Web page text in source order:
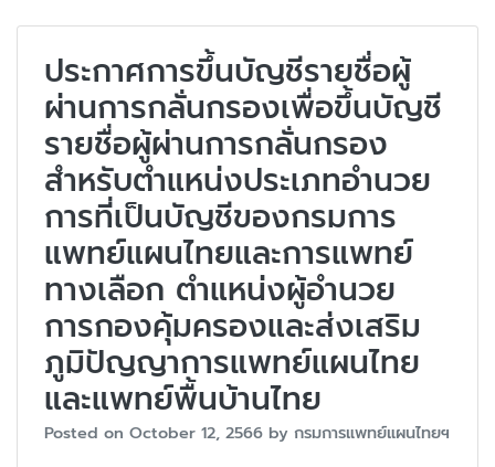
ประกาศการขึ้นบัญชีรายชื่อผู้
ผ่านการกลั่นกรองเพื่อขึ้นบัญชี
รายชื่อผู้ผ่านการกลั่นกรอง
สำหรับตำแหน่งประเภทอำนวย
การที่เป็นบัญชีของกรมการ
แพทย์แผนไทยและการแพทย์
ทางเลือก ตำแหน่งผู้อำนวย
การกองคุ้มครองและส่งเสริม
ภูมิปัญญาการแพทย์แผนไทย
และแพทย์พื้นบ้านไทย
Posted on October 12, 2566 by กรมการแพทย์แผนไทยฯ